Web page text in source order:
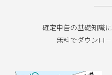
確定申告の基礎知識
無料でダウンロ